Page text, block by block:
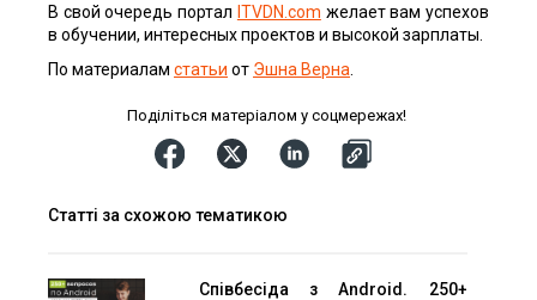
В свой очередь портал ITVDN.com желает вам успехов
в обучении, интересных проектов и высокой зарплаты.
По материалам статьи от Эшна Верна
Поділіться матеріалом у соцмережах!
Статті за схожою тематикою
Співбесіда з Android. 250+